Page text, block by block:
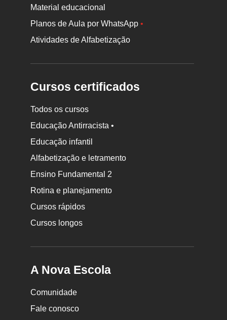
Material educacional
Planos de Aula por WhatsApp•
Atividades de Alfabetização
Cursos certificados
Todos os cursos
Educação Antirracista •
Educação infantil
Alfabetização e letramento
Ensino Fundamental 2
Rotina e planejamento
Cursos rápidos
Cursos longos
A Nova Escola
Comunidade
Fale conosco